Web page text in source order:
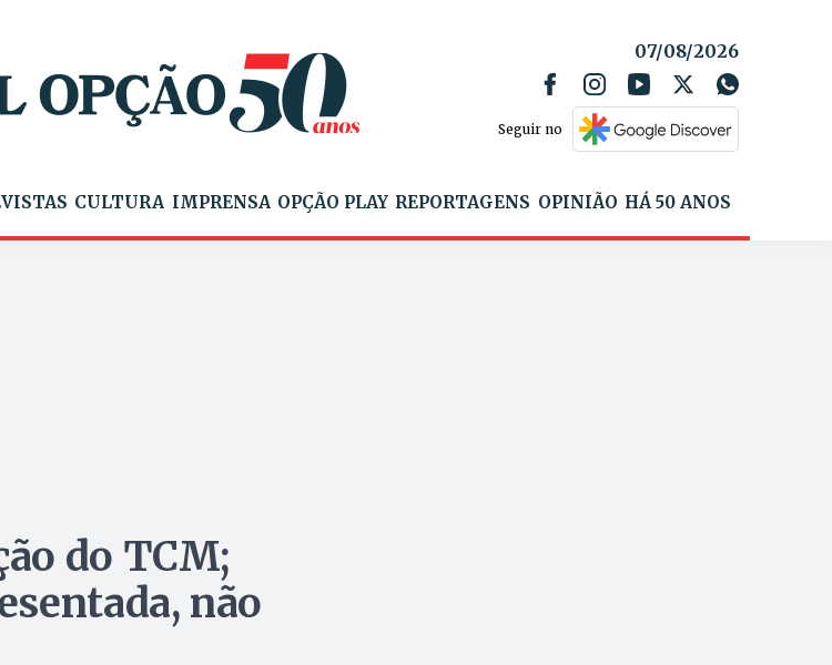
07/08/2026
Seguir no
CULTURA IMPRENSA OPÇÃO PLAY REPORTAGENS OPINIÃO HÁ 50 ANOS
do TCM;
não